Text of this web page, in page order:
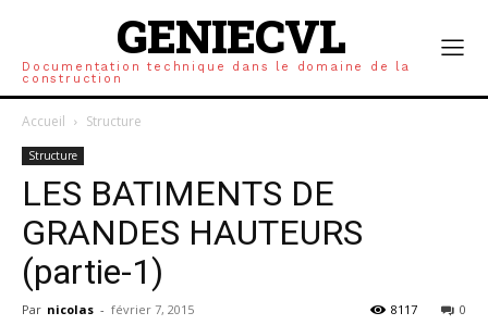
GENIECVL
Documentation technique dans le domaine de la
construction
Accueil Structure
Structure
LES BATIMENTS DE
GRANDES HAUTEURS
(partie-1)
Par nicolas - février 7, 2015 0
8117